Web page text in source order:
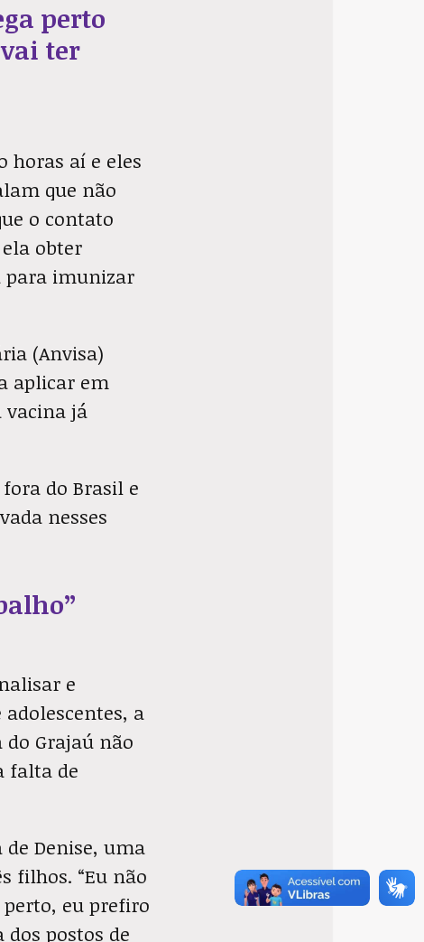
perto
ter
horas aí e eles
que não
o contato
obter
para imunizar
(Anvisa)
aplicar em
vacina já
do Brasil e
nesses
e
a
Grajaú não
falta de
Denise, uma
filhos. “Eu não
eu prefiro
dos postos de